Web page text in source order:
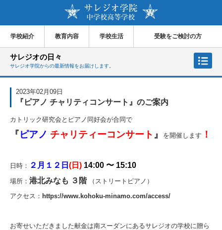
学校紹介 教育内容 学校生活 受験をご検討の方
サレジオの日々
サレジオ学院からの最新情報をお届けします。
2023年02月09日
『ピアノ チャリティコンサート』のご案内
カトリック研究会とピアノ同好会が合同で
『ピアノ チャリティーコンサート 』 を開催します ！
日時： ２月１２日 (日) 14:00 〜 15:10
場所： 港北みなも ３階（ストリートピアノ）
アクセス： https://www.kohoku-minamo.com/access/
お寄せいただきました献金は南スーダンにあるサレジオの学校に贈ら